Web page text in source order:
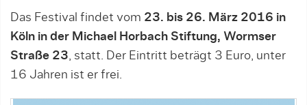
Das Festival findet vom 23. bis 26. März 2016 in
Köln in der Michael Horbach Stiftung, Wormser
Straße 23, statt. Der Eintritt beträgt 3 Euro, unter
16 Jahren ist er frei.